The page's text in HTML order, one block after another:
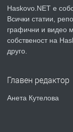
ПРЕДЛАГА
Haskovo.NET е
Всички статии,
графични и видео
собственост на
друго.
Главен редактор
Анета Кутелова